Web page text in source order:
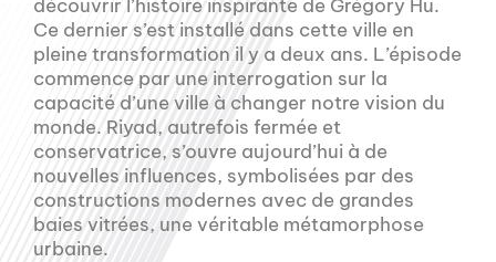
découvrir l’histoire inspirante de Grégory Hu.
Ce dernier s’est installé dans cette ville en
pleine transformation il y a deux ans. L’épisode
commence par une interrogation sur la
capacité d’une ville à changer notre vision du
monde. Riyad, autrefois fermée et
conservatrice, s’ouvre aujourd’hui à de
nouvelles influences, symbolisées par des
constructions modernes avec de grandes
baies vitrées, une véritable métamorphose
urbaine.